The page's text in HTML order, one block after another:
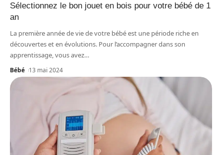
Sélectionnez le bon jouet en bois pour votre bébé de 1
an
La première année de vie de votre bébé est une période riche en
découvertes et en évolutions. Pour l’accompagner dans son
apprentissage, vous avez…
Bébé 13 mai 2024